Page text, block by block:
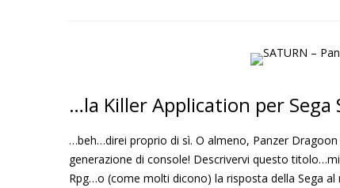
…la Killer Application per Sega
…beh…direi proprio di sì. O almeno, Panzer
generazione di console! Descrivervi questo
Rpg…o (come molti dicono) la risposta della Sega